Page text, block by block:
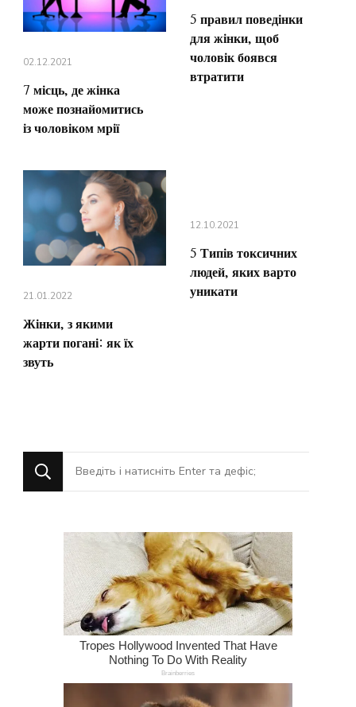
02.12.2021
7 місць, де жінка
може познайомитись
із чоловіком мрії
5 правил поведінки
для жінки, щоб
чоловік боявся
втратити
21.01.2022
Жінки, з якими
жарти погані: як їх
звуть
12.10.2021
5 Типів токсичних
людей, яких варто
уникати
Шукаєте
щось?